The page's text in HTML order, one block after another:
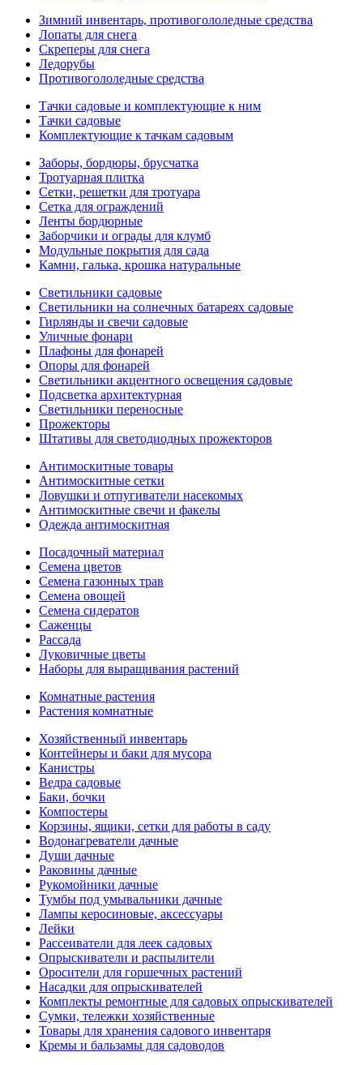
Зимний инвентарь, противогололедные средства
Лопаты для снега
Скреперы для снега
Ледорубы
Противогололедные средства
Тачки садовые и комплектующие к ним
Тачки садовые
Комплектующие к тачкам садовым
Заборы, бордюры, брусчатка
Тротуарная плитка
Сетки, решетки для тротуара
Сетка для ограждений
Ленты бордюрные
Заборчики и ограды для клумб
Модульные покрытия для сада
Камни, галька, крошка натуральные
Светильники садовые
Светильники на солнечных батареях садовые
Гирлянды и свечи садовые
Уличные фонари
Плафоны для фонарей
Опоры для фонарей
Светильники акцентного освещения садовые
Подсветка архитектурная
Светильники переносные
Прожекторы
Штативы для светодиодных прожекторов
Антимоскитные товары
Антимоскитные сетки
Ловушки и отпугиватели насекомых
Антимоскитные свечи и факелы
Одежда антимоскитная
Посадочный материал
Семена цветов
Семена газонных трав
Семена овощей
Семена сидератов
Саженцы
Рассада
Луковичные цветы
Наборы для выращивания растений
Комнатные растения
Растения комнатные
Хозяйственный инвентарь
Контейнеры и баки для мусора
Канистры
Ведра садовые
Баки, бочки
Компостеры
Корзины, ящики, сетки для работы в саду
Водонагреватели дачные
Души дачные
Раковины дачные
Рукомойники дачные
Тумбы под умывальники дачные
Лампы керосиновые, аксессуары
Лейки
Рассеиватели для леек садовых
Опрыскиватели и распылители
Оросители для горшечных растений
Насадки для опрыскивателей
Комплекты ремонтные для садовых опрыскивателей
Сумки, тележки хозяйственные
Товары для хранения садового инвентаря
Кремы и бальзамы для садоводов